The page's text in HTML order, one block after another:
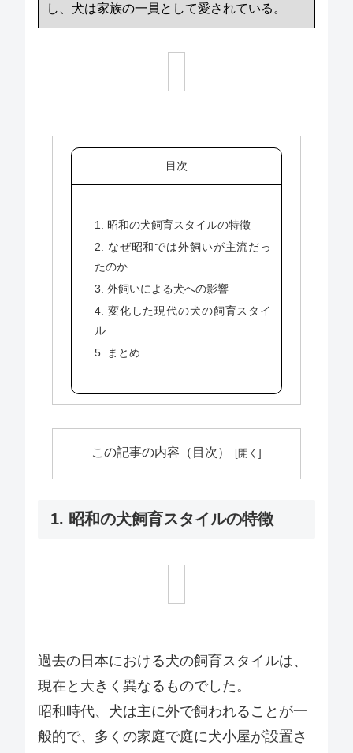
し、犬は家族の一員として愛されている。
目次
1. 昭和の犬飼育スタイルの特徴
2. なぜ昭和では外飼いが主流だっ
たのか
3. 外飼いによる犬への影響
4. 変化した現代の犬の飼育スタイ
ル
5. まとめ
この記事の内容（目次）
1. 昭和の犬飼育スタイルの特徴
過去の日本における犬の飼育スタイルは、
現在と大きく異なるものでした。
昭和時代、犬は主に外で飼われることが一
般的で、多くの家庭で庭に犬小屋が設置さ